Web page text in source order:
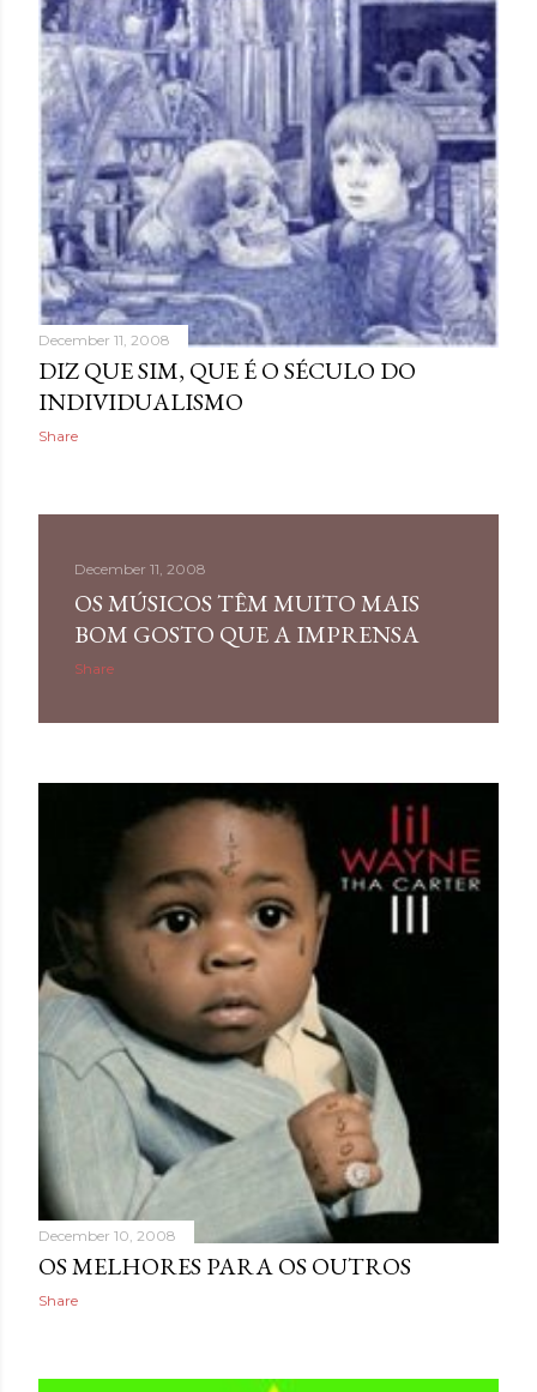
December 11, 2008
DIZ QUE SIM, QUE É O SÉCULO DO
INDIVIDUALISMO
Share
December 11, 2008
OS MÚSICOS TÊM MUITO MAIS
BOM GOSTO QUE A IMPRENSA
Share
December 10, 2008
OS MELHORES PARA OS OUTROS
Share